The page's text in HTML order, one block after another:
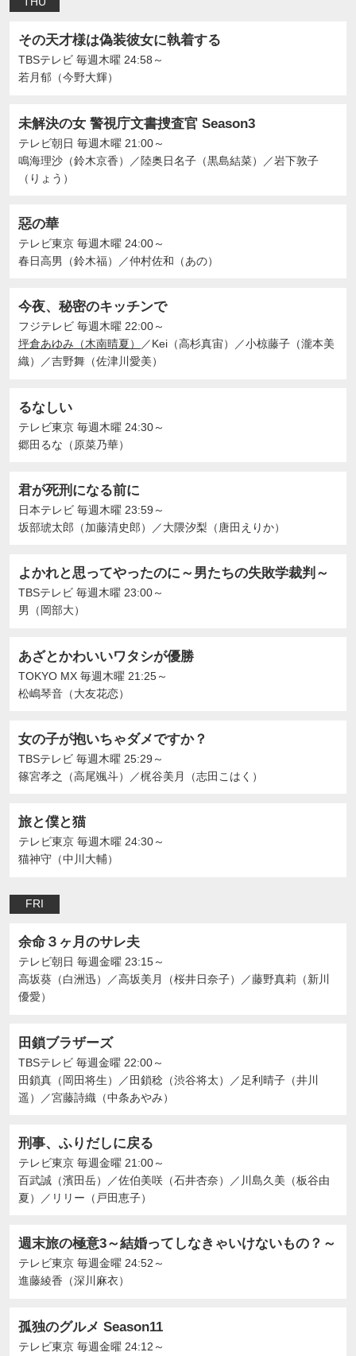
その天才様は偽装彼女に執着する
TBSテレビ 毎週木曜 24:58～
若月郁（今野大輝）
未解決の女 警視庁文書捜査官 Season3
テレビ朝日 毎週木曜 21:00～
鳴海理沙（鈴木京香）
／陸奥日名子（黒島結菜） ／岩下敦子
（りょう）
惡の華
テレビ東京 毎週木曜 24:00～
春日高男（鈴木福）
／仲村佐和（あの）
今夜、秘密のキッチンで
フジテレビ 毎週木曜 22:00～
坪倉あゆみ（木南晴夏）
／Kei（高杉真宙） ／小椋藤子（瀧本美
織）
／吉野舞（佐津川愛美）
るなしい
テレビ東京 毎週木曜 24:30～
郷田るな（原菜乃華）
君が死刑になる前に
日本テレビ 毎週木曜 23:59～
坂部琥太郎（加藤清史郎）
／大隈汐梨（唐田えりか）
よかれと思ってやったのに～男たちの失敗学裁判～
TBSテレビ 毎週木曜 23:00～
男（岡部大）
あざとかわいいワタシが優勝
TOKYO MX 毎週木曜 21:25～
松嶋琴音（大友花恋）
女の子が抱いちゃダメですか？
TBSテレビ 毎週木曜 25:29～
篠宮孝之（高尾颯斗）
／梶谷美月（志田こはく）
旅と僕と猫
テレビ東京 毎週木曜 24:30～
猫神守（中川大輔）
FRI
余命３ヶ月のサレ夫
テレビ朝日 毎週金曜 23:15～
高坂葵（白洲迅）
／高坂美月（桜井日奈子） ／藤野真莉（新川
優愛）
田鎖ブラザーズ
TBSテレビ 毎週金曜 22:00～
田鎖真（岡田将生）
／ 田鎖稔（渋谷将太） ／ 足利晴子（井川
遥）
／宮藤詩織（中条あやみ）
刑事、ふりだしに戻る
テレビ東京 毎週金曜 21:00～
百武誠（濱田岳）
／佐伯美咲（石井杏奈） ／ 川島久美（板谷由
夏）
／ リリー（戸田恵子）
週末旅の極意3～結婚ってしなきゃいけないもの？～
テレビ東京 毎週金曜 24:52～
進藤綾香（深川麻衣）
孤独のグルメ Season11
テレビ東京 毎週金曜 24:12～